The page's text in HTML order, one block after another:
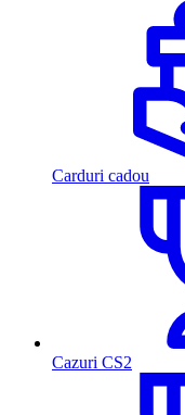
Carduri cadou
Cazuri CS2